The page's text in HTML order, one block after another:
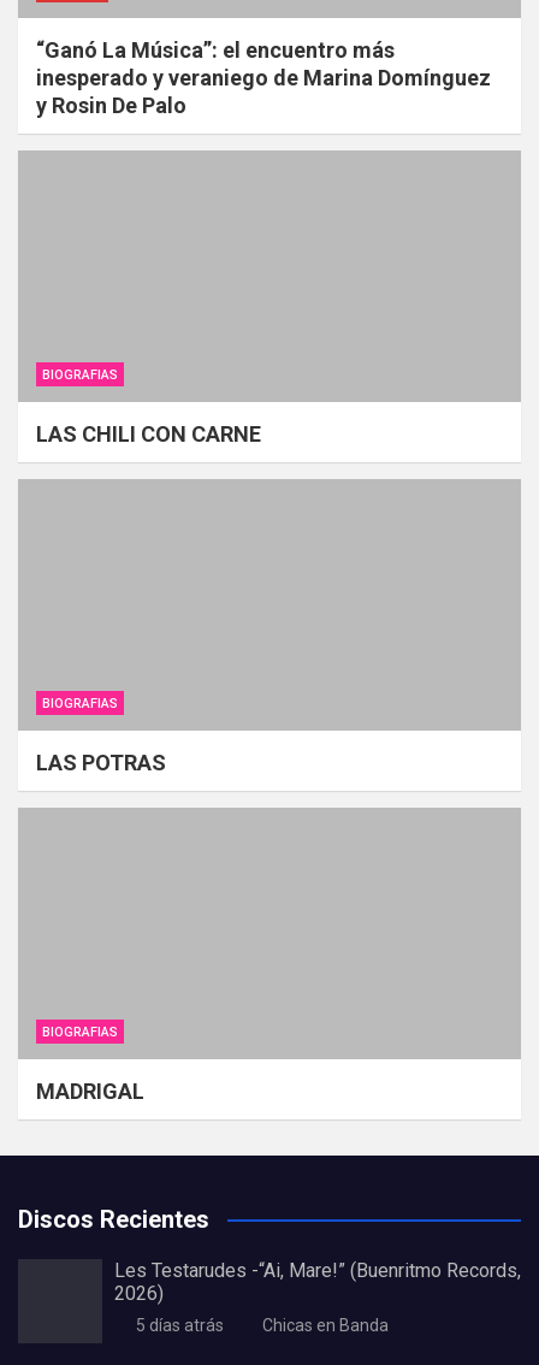
“Ganó La Música”: el encuentro más
inesperado y veraniego de Marina Domínguez
y Rosin De Palo
BIOGRAFIAS
LAS CHILI CON CARNE
BIOGRAFIAS
LAS POTRAS
BIOGRAFIAS
MADRIGAL
Discos Recientes
Les Testarudes -“Ai, Mare!” (Buenritmo Records,
2026)
5 días atrás Chicas en Banda